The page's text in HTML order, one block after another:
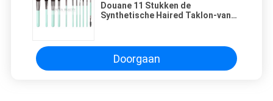
Douane 11 Stukken de
Synthetische Haired Taklon-van
Doorgaan